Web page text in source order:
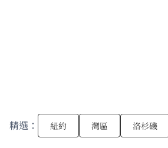
精選： 紐約 灣區 洛杉磯